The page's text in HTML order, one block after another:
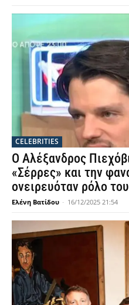
CELEBRITIES
Ο Αλέξανδρος
«Σέρρες» και την
ονειρευόταν ρόλο του
Ελένη Βατίδου - 16/12/2025 21:54